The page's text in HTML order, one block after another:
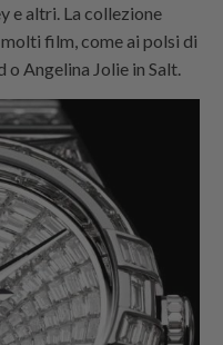
e altri. La collezione
film, come ai polsi di
Angelina Jolie in Salt.